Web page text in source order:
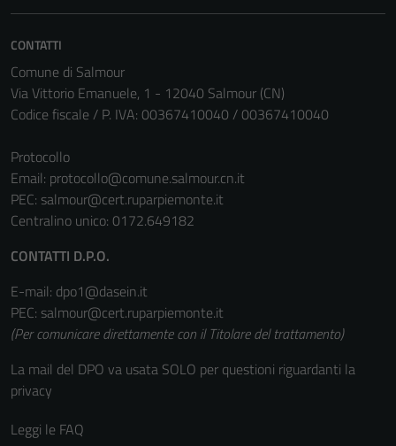
CONTATTI
Comune di Salmour
Via Vittorio Emanuele, 1 - 12040 Salmour (CN)
Codice fiscale / P. IVA: 00367410040 / 00367410040
Protocollo
Email: protocollo@comune.salmour.cn.it
PEC: salmour@cert.ruparpiemonte.it
Centralino unico: 0172.649182
CONTATTI D.P.O.
E-mail: dpo1@dasein.it
PEC: salmour@cert.ruparpiemonte.it
(Per comunicare direttamente con il Titolare del trattamento)
La mail del DPO va usata SOLO per questioni riguardanti la
privacy
Leggi le FAQ